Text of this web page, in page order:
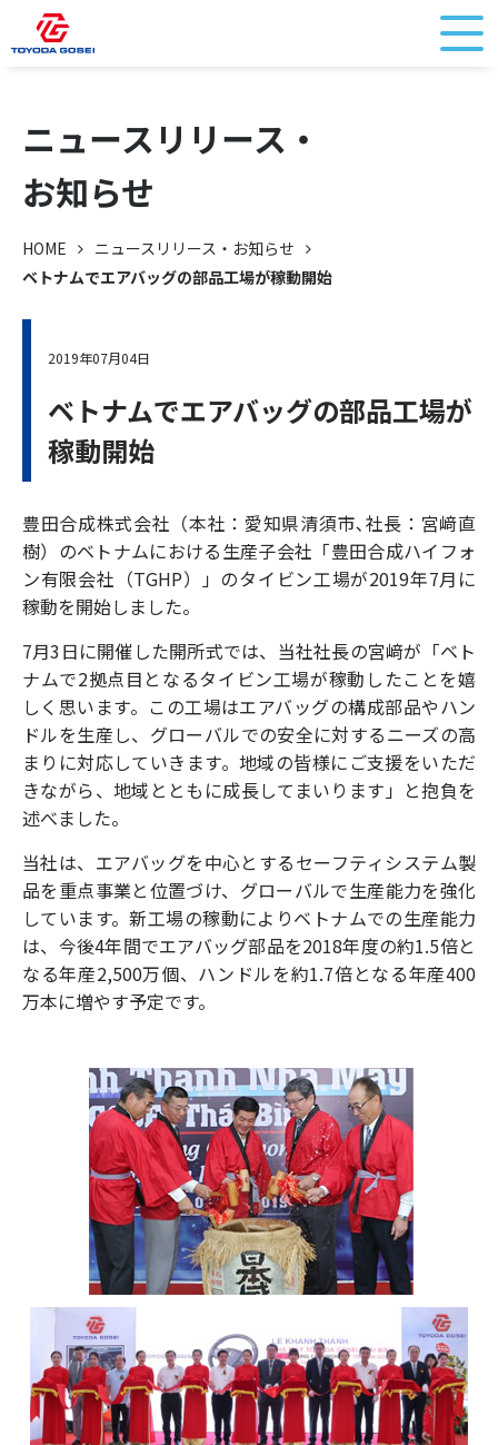
ニュースリリース・
お知らせ
HOME
ニュースリリース・お知らせ
ベトナムでエアバッグの部品工場が稼動開始
2019年07月04日
ベトナムでエアバッグの部品工場が
稼動開始
豊田合成株式会社（本社：愛知県清須市､社長：宮﨑直
樹）のベトナムにおける生産子会社「豊田合成ハイフォ
ン有限会社（TGHP）」のタイビン工場が2019年7月に
稼動を開始しました。
7月3日に開催した開所式では、当社社長の宮﨑が「ベト
ナムで2拠点目となるタイビン工場が稼動したことを嬉
しく思います。この工場はエアバッグの構成部品やハン
ドルを生産し、グローバルでの安全に対するニーズの高
まりに対応していきます。地域の皆様にご支援をいただ
きながら、地域とともに成長してまいります」と抱負を
述べました。
当社は、エアバッグを中心とするセーフティシステム製
品を重点事業と位置づけ、グローバルで生産能力を強化
しています。新工場の稼動によりベトナムでの生産能力
は、今後4年間でエアバッグ部品を2018年度の約1.5倍と
なる年産2,500万個、ハンドルを約1.7倍となる年産400
万本に増やす予定です。